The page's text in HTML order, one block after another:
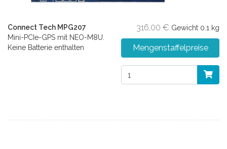
Connect Tech MPG207
Mini-PCIe-GPS mit NEO-M8U.
Keine Batterie enthalten
316,00 € Gewicht 0.1 kg
Mengenstaffelpreise